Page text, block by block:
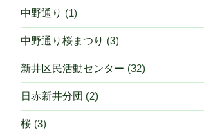
ン
中野通り (1)
中野通り桜まつり (3)
新井区民活動センター (32)
日赤新井分団 (2)
桜 (3)